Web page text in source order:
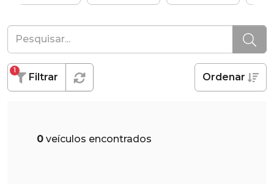
Filtrar
1
Ordenar
0 veículos encontrados